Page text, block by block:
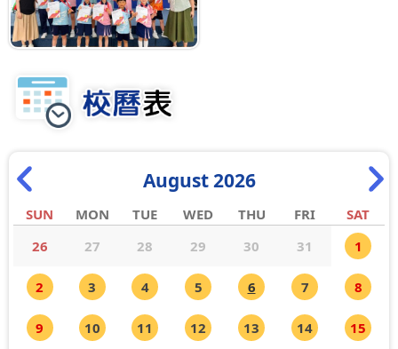
August 2026
SUN MON TUE WED THU FRI
SAT
26
27 28 29 30 31 1
2 3 4 5 6 7 8
9 10 11 12 13 14 15